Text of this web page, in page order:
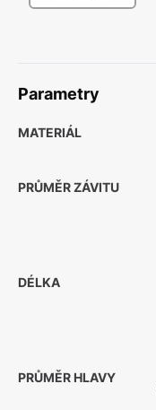
Parametry
MATERIÁL
PRŮMĚR ZÁVITU
DÉLKA
PRŮMĚR HLAVY